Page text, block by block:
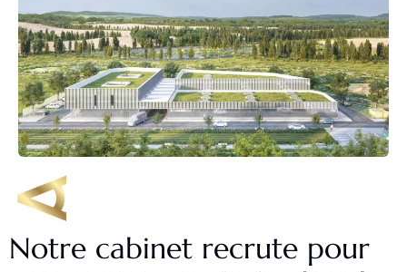
Notre cabinet recrute pour